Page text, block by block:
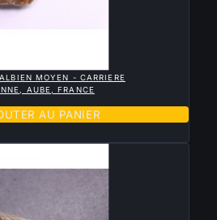
MOYEN - CARRIERE
AUBE, FRANCE
AU PANIER